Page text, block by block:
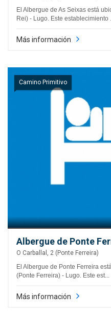
El Albergue de As Seixas está
Rei) - Lugo. Este establecimiento ...
Más información
Camino Primitivo
Albergue de Ponte
O Carballal, 2 (Ponte Ferreira)
El Albergue de Ponte Ferreira
(Ponte Ferreira) - Lugo. Este est...
Más información